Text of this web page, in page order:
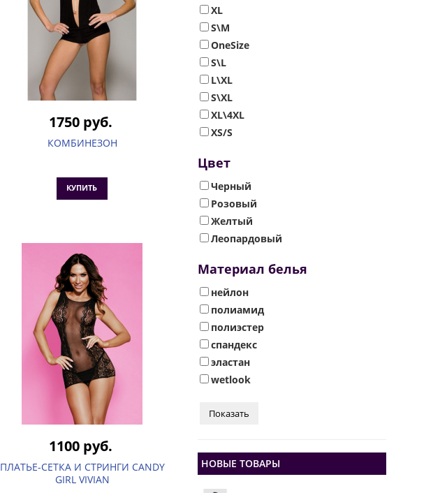
1750 руб.
КОМБИНЕЗОН
КУПИТЬ
1100 руб.
ПЛАТЬЕ-СЕТКА И СТРИНГИ CANDY
GIRL VIVIAN
XL
S\M
OneSize
S\L
L\XL
S\XL
XL\4XL
XS/S
Цвет
Черный
Розовый
Желтый
Леопардовый
Материал белья
нейлон
полиамид
полиэстер
спандекс
эластан
wetlook
НОВЫЕ ТОВАРЫ